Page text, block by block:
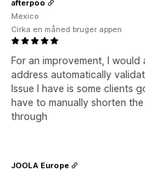
For an improvement, I
address automatically
Issue I have is some clients
have to manually shorten
through
afterpoo
Mexico
Cirka en måned bruger appen
JOOLA Europe